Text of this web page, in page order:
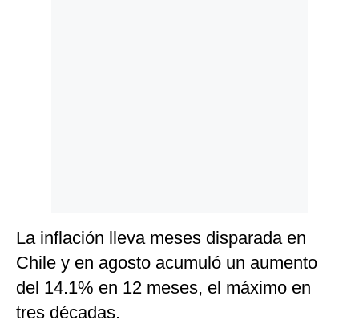
La inflación lleva meses disparada en
Chile y en agosto acumuló un aumento
del 14.1% en 12 meses, el máximo en
tres décadas.